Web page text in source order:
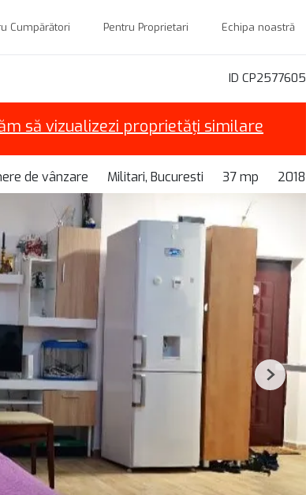
Cumpărători Pentru Proprietari Echipa noastră
ID CP2577605
să vizualizezi proprietăți similare
de vânzare Militari, Bucuresti 37 mp 2018
Next